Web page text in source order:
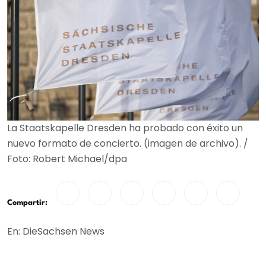
La Staatskapelle Dresden ha probado con éxito un
nuevo formato de concierto. (imagen de archivo). /
Foto: Robert Michael/dpa
Compartir:
En: DieSachsen News